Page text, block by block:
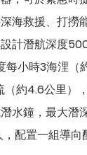
海救援、打撈
計潛航深度
每小時3海浬（
（約4.6公里）
水鐘，最大潛
配置一組導向